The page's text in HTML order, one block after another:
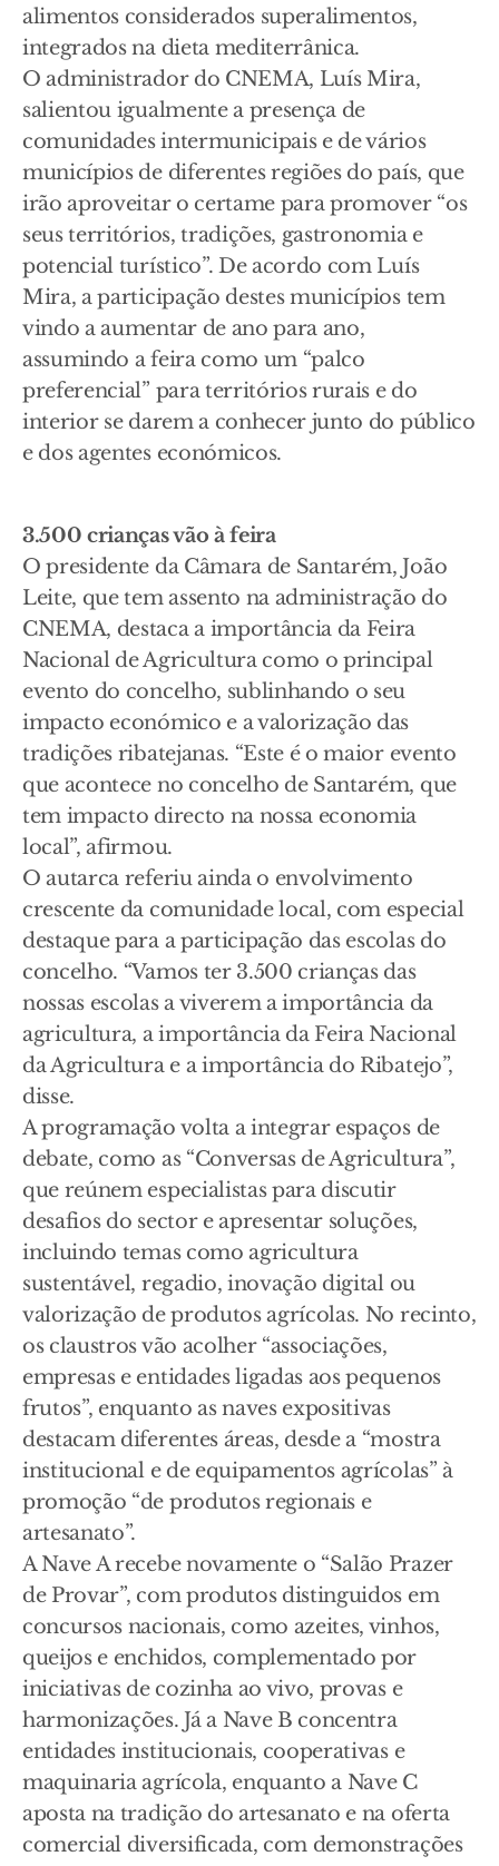
alimentos considerados superalimentos,
integrados na dieta mediterrânica.
O administrador do CNEMA, Luís Mira,
salientou igualmente a presença de
comunidades intermunicipais e de vários
municípios de diferentes regiões do país, que
irão aproveitar o certame para promover “os
seus territórios, tradições, gastronomia e
potencial turístico”. De acordo com Luís
Mira, a participação destes municípios tem
vindo a aumentar de ano para ano,
assumindo a feira como um “palco
preferencial” para territórios rurais e do
interior se darem a conhecer junto do público
e dos agentes económicos.
3.500 crianças vão à feira
O presidente da Câmara de Santarém, João
Leite, que tem assento na administração do
CNEMA, destaca a importância da Feira
Nacional de Agricultura como o principal
evento do concelho, sublinhando o seu
impacto económico e a valorização das
tradições ribatejanas. “Este é o maior evento
que acontece no concelho de Santarém, que
tem impacto directo na nossa economia
local”, afirmou.
O autarca referiu ainda o envolvimento
crescente da comunidade local, com especial
destaque para a participação das escolas do
concelho. “Vamos ter 3.500 crianças das
nossas escolas a viverem a importância da
agricultura, a importância da Feira Nacional
da Agricultura e a importância do Ribatejo”,
disse.
A programação volta a integrar espaços de
debate, como as “Conversas de Agricultura”,
que reúnem especialistas para discutir
desafios do sector e apresentar soluções,
incluindo temas como agricultura
sustentável, regadio, inovação digital ou
valorização de produtos agrícolas. No recinto,
os claustros vão acolher “associações,
empresas e entidades ligadas aos pequenos
frutos”, enquanto as naves expositivas
destacam diferentes áreas, desde a “mostra
institucional e de equipamentos agrícolas” à
promoção “de produtos regionais e
artesanato”.
A Nave A recebe novamente o “Salão Prazer
de Provar”, com produtos distinguidos em
concursos nacionais, como azeites, vinhos,
queijos e enchidos, complementado por
iniciativas de cozinha ao vivo, provas e
harmonizações. Já a Nave B concentra
entidades institucionais, cooperativas e
maquinaria agrícola, enquanto a Nave C
aposta na tradição do artesanato e na oferta
comercial diversificada, com demonstrações